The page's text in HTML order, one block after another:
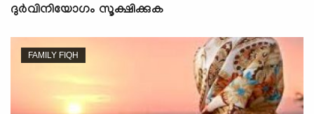
ദുര്‍വിനിയോഗം സൂക്ഷിക്കുക
FAMILY FIQH